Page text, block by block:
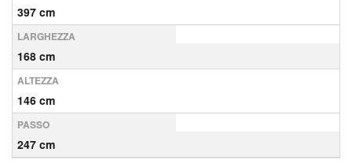
397 cm
LARGHEZZA
168 cm
ALTEZZA
146 cm
PASSO
247 cm